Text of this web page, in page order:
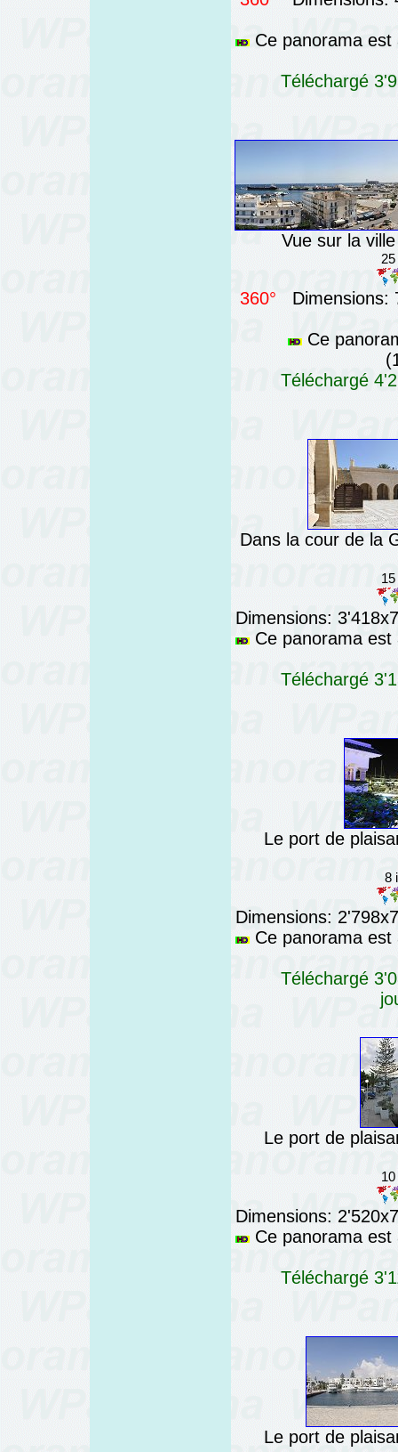
Ce panorama est
Téléchargé
Vue sur la
360° Dimensions:
Ce
Téléchargé
Dans la cour de la
Dimensions:
Ce panorama
Téléchargé
Le port de
8
Dimensions:
Ce panorama est
Téléchargé
Le port de
Dimensions:
Ce panorama est
Téléchargé
Le port de